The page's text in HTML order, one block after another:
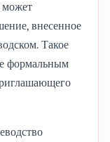
может
внесенное
Такое
формальным